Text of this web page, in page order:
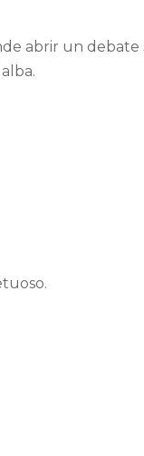
abrir un debate